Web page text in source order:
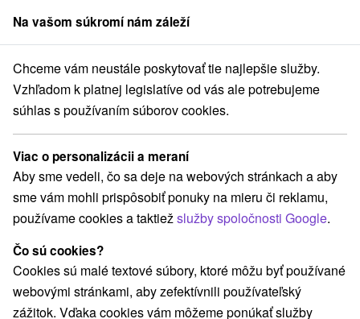
člen skupinySorger
Kúpele Smrdáky - zľava až do 25 % na termíny do 27.2.2027
Kúpele Smrdáky - zľava až do 25 %
na termíny do 27.2.2027
Smrdáky
Navigovať do miesta
POBYTY HRADENÉ ZDRAVOTNOU
POISŤOVŇOU
Na vašom súkromí nám záleží
Chceme vám neustále poskytovať tie najlepšie služby.
Vzhľadom k platnej legislatíve od vás ale potrebujeme
súhlas s používaním súborov cookies.
Viac o personalizácii a meraní
Aby sme vedeli, čo sa deje na webových stránkach a aby
sme vám mohli prispôsobiť ponuky na mieru či reklamu,
používame cookies a taktiežslužby spoločnosti Google.
Čo sú cookies?
Cookies sú malé textové súbory, ktoré môžu byť používané
webovými stránkami, aby zefektívnili používateľský
zážitok. Vďaka cookies vám môžeme ponúkať služby